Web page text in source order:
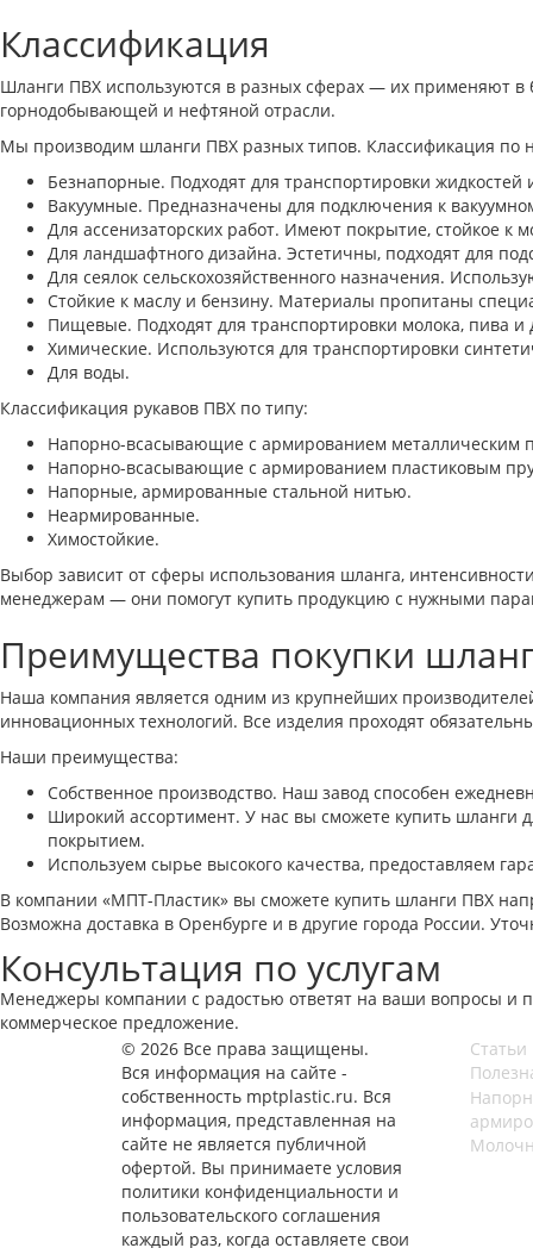
Классификация
Шланги ПВХ используются в разных сферах — их применяют в
горнодобывающей и нефтяной отрасли.
Мы производим шланги ПВХ разных типов. Классификация по
Безнапорные. Подходят для транспортировки жидкостей
Вакуумные. Предназначены для подключения к
Для ассенизаторских работ. Имеют покрытие, стойкое к
Для ландшафтного дизайна. Эстетичны, подходят для
Для сеялок сельскохозяйственного назначения.
Стойкие к маслу и бензину. Материалы пропитаны
Пищевые. Подходят для транспортировки молока, пива и
Химические. Используются для транспортировки
Для воды.
Классификация рукавов ПВХ по типу:
Напорно-всасывающие с армированием металлическим
Напорно-всасывающие с армированием пластиковым
Напорные, армированные стальной нитью.
Неармированные.
Химостойкие.
Выбор зависит от сферы использования шланга,
менеджерам — они помогут купить продукцию с нужными
Преимущества покупки
Наша компания является одним из крупнейших
инновационных технологий. Все изделия проходят
Наши преимущества:
Собственное производство. Наш завод способен
Широкий ассортимент. У нас вы сможете купить
покрытием.
Используем сырье высокого качества, предоставляем
В компании «МПТ-Пластик» вы сможете купить шланги ПВХ
Возможна доставка в Оренбурге и в другие города России.
Консультация по услугам
Менеджеры компании с радостью ответят на ваши вопросы и
коммерческое предложение.
© 2026 Все права защищены.
Вся информация на сайте -
собственность mptplastic.ru. Вся
информация, представленная на
сайте не является публичной
офертой. Вы принимаете условия
политики конфиденциальности и
пользовательского соглашения
каждый раз, когда оставляете свои
Статьи